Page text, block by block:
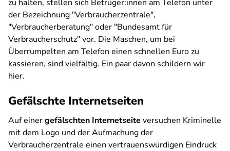
zu halten, stellen sich Betrüger:innen am Telefon unter
der Bezeichnung "Verbraucherzentrale",
"Verbraucherberatung" oder "Bundesamt für
Verbraucherschutz" vor. Die Maschen, um bei
Überrumpelten am Telefon einen schnellen Euro zu
kassieren, sind vielfältig. Ein paar davon schildern wir
hier.
Gefälschte Internetseiten
Auf einergefälschten Internetseite versuchen Kriminelle
mit dem Logo und der Aufmachung der
Verbraucherzentrale einen vertrauenswürdigen Eindruck